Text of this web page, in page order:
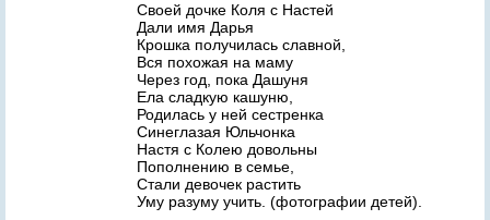
Своей дочке Коля с Настей
Дали имя Дарья
Крошка получилась славной,
Вся похожая на маму
Через год, пока Дашуня
Ела сладкую кашуню,
Родилась у ней сестренка
Синеглазая Юльчонка
Настя с Колею довольны
Пополнению в семье,
Стали девочек растить
Уму разуму учить. (фотографии детей).